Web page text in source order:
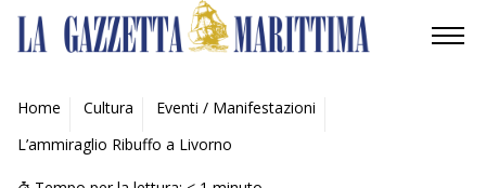
AMBIENTE
MOBILITÀ
Home Cultura
Eventi / Manifestazioni
L’ammiraglio Ribuffo a Livorno